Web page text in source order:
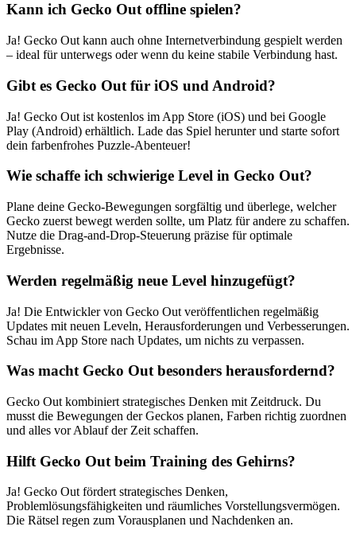
Kann ich Gecko Out offline spielen?
Ja! Gecko Out kann auch ohne Internetverbindung gespielt werden
– ideal für unterwegs oder wenn du keine stabile Verbindung hast.
Gibt es Gecko Out für iOS und Android?
Ja! Gecko Out ist kostenlos im App Store (iOS) und bei Google
Play (Android) erhältlich. Lade das Spiel herunter und starte sofort
dein farbenfrohes Puzzle-Abenteuer!
Wie schaffe ich schwierige Level in Gecko Out?
Plane deine Gecko-Bewegungen sorgfältig und überlege, welcher
Gecko zuerst bewegt werden sollte, um Platz für andere zu schaffen.
Nutze die Drag-and-Drop-Steuerung präzise für optimale
Ergebnisse.
Werden regelmäßig neue Level hinzugefügt?
Ja! Die Entwickler von Gecko Out veröffentlichen regelmäßig
Updates mit neuen Leveln, Herausforderungen und Verbesserungen.
Schau im App Store nach Updates, um nichts zu verpassen.
Was macht Gecko Out besonders herausfordernd?
Gecko Out kombiniert strategisches Denken mit Zeitdruck. Du
musst die Bewegungen der Geckos planen, Farben richtig zuordnen
und alles vor Ablauf der Zeit schaffen.
Hilft Gecko Out beim Training des Gehirns?
Ja! Gecko Out fördert strategisches Denken,
Problemlösungsfähigkeiten und räumliches Vorstellungsvermögen.
Die Rätsel regen zum Vorausplanen und Nachdenken an.